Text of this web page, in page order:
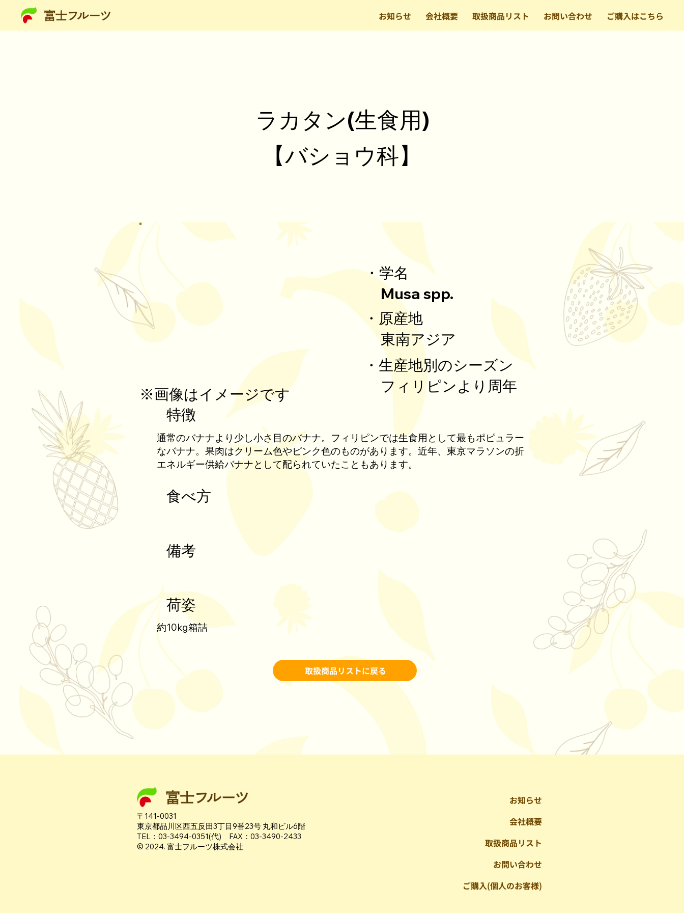
お知らせ 会社概要 取扱商品リスト お問い合わせ ご購入はこちら
ラカタン(生食用)
【バショウ科】
通常のバナナより少し小さ目のバナナ。フィリピンでは生食用として最もポピュラー
なバナナ。果肉はクリーム色やピンク色のものがあります。近年、東京マラソンの折
エネルギー供給バナナとして配られていたこともあります。
特徴
食べ方
備考
約10kg箱詰
荷姿
取扱商品リストに戻る
・生産地別のシーズン
フィリピンより周年
・原産地
東南アジア
・学名
Musa spp.
​※画像はイメージです
〒141-0031
東京都品川区西五反田3丁目9番23号 丸和ビル6階
TEL：03-3494-0351(代) FAX：03-3490-2433
© 2024. 富士フルーツ株式会社
お知らせ
会社概要
取扱商品リスト
お問い合わせ
ご購入(個人のお客様)